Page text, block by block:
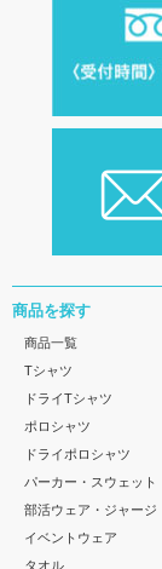
商品を探す
商品一覧
Tシャツ
ドライTシャツ
ポロシャツ
ドライポロシャツ
パーカー・スウェット
部活ウェア・ジャージ
イベントウェア
タオル